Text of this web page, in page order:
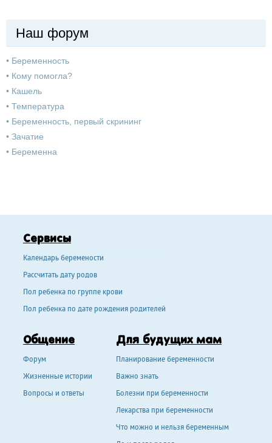
Наш форум
• Беременность
• Кому помогла?
• Кашель
• Температура
• Беременность, первый скрининг
• Зачатие
• Беременна
Сервисы
Календарь беремености
Рассчитать дату родов
Пол ребенка по группе крови
Пол ребенка по дате рождения родителей
Общение
Форум
Жизненные истории
Вопросы и ответы
Для будущих мам
Планирование беременности
Важно знать
Болезни при беременности
Лекарства при беременности
Что можно и нельзя беременным